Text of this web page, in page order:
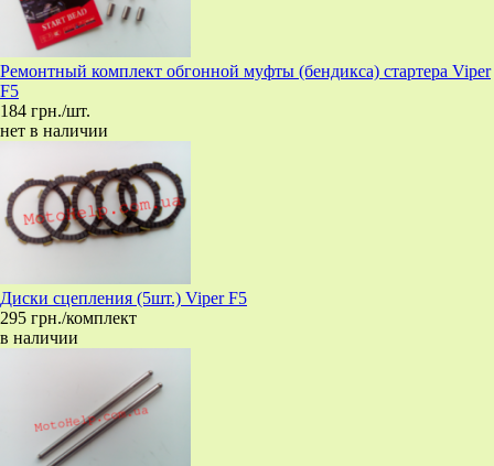
Ремонтный комплект обгонной муфты (бендикса) стартера Viper
F5
184 грн./шт.
нет в наличии
Диски сцепления (5шт.) Viper F5
295 грн./комплект
в наличии